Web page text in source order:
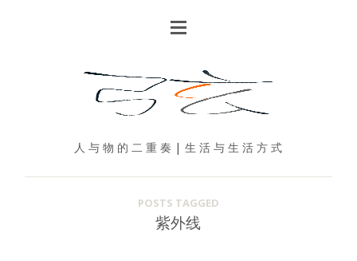
人 与 物 的 二 重 奏 | 生 活 与 生 活 方 式
POSTS TAGGED
紫外线